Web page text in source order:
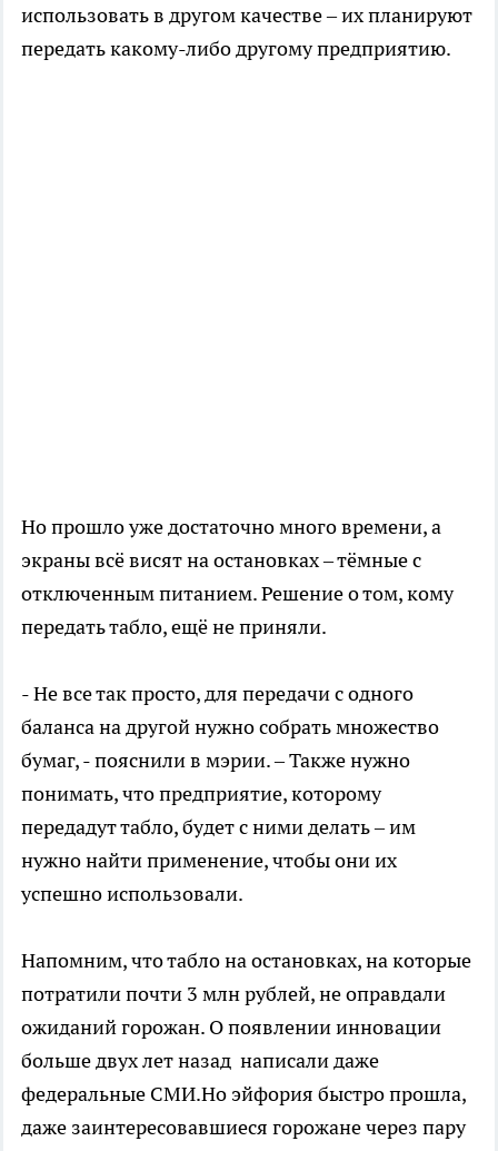
использовать в другом качестве – их планируют
передать какому-либо другому предприятию.
Но прошло уже достаточно много времени, а
экраны всё висят на остановках – тёмные с
отключенным питанием. Решение о том, кому
передать табло, ещё не приняли.
- Не все так просто, для передачи с одного
баланса на другой нужно собрать множество
бумаг, - пояснили в мэрии. – Также нужно
понимать, что предприятие, которому
передадут табло, будет с ними делать – им
нужно найти применение, чтобы они их
успешно использовали.
Напомним, что табло на остановках, на которые
потратили почти 3 млн рублей, не оправдали
ожиданий горожан. О появлении инновации
больше двух лет назад написали даже
федеральные СМИ.Но эйфория быстро прошла,
даже заинтересовавшиеся горожане через пару